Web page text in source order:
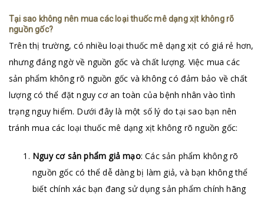
Tại sao không nên mua các loại thuốc mê dạng xịt không rõ
nguồn gốc?
Trên thị trường, có nhiều loại thuốc mê dạng xịt có giá rẻ hơn,
nhưng đáng ngờ về nguồn gốc và chất lượng. Việc mua các
sản phẩm không rõ nguồn gốc và không có đảm bảo về chất
lượng có thể đặt nguy cơ an toàn của bệnh nhân vào tình
trạng nguy hiểm. Dưới đây là một số lý do tại sao bạn nên
tránh mua các loại thuốc mê dạng xịt không rõ nguồn gốc:
Nguy cơ sản phẩm giả mạo: Các sản phẩm không rõ
nguồn gốc có thể dễ dàng bị làm giả, và bạn không thể
biết chính xác bạn đang sử dụng sản phẩm chính hãng